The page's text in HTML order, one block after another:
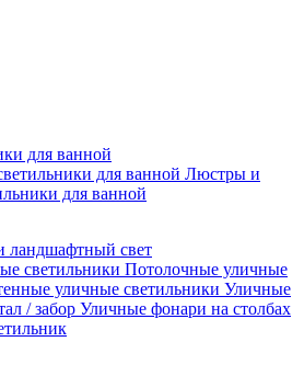
для ванной
для ванной Люстры и
для ванной
ландшафтный свет
светильники Потолочные уличные
уличные светильники Уличные
/ забор Уличные фонари на столбах